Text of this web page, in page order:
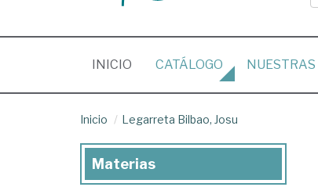
INICIO (CURRENT)
CATÁLOGO NUESTRAS
Inicio Legarreta Bilbao, Josu
Materias